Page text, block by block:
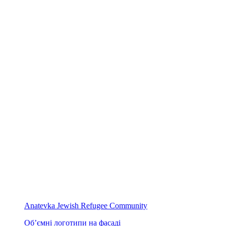
Anatevka Jewish Refugee Community
Об’ємні логотипи на фасаді